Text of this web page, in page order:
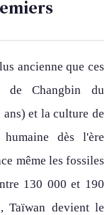
ancienne que ces
Changbin du
et la culture de
humaine dès l'ère
même les fossiles
130 000 et 190
devient le